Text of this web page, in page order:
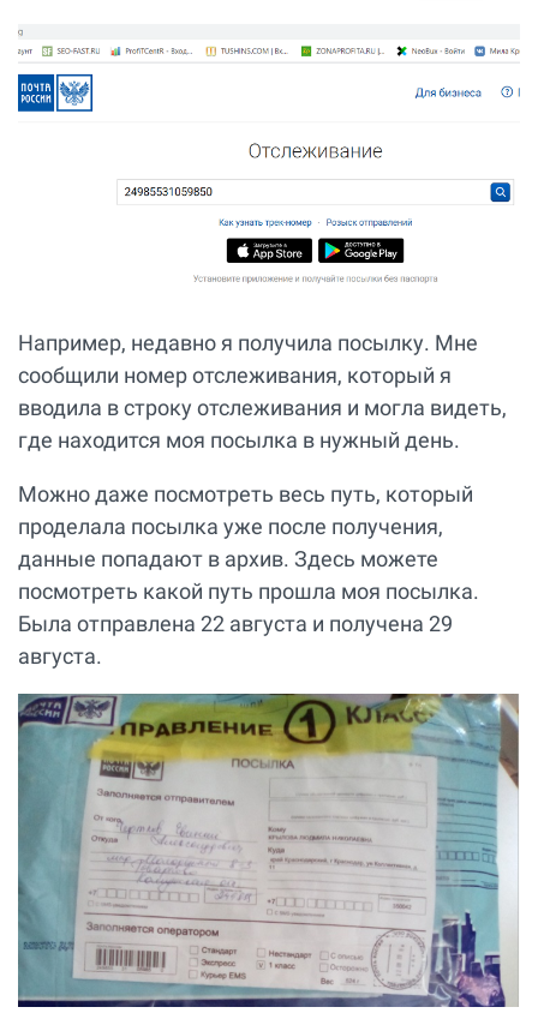
Например, недавно я получила посылку. Мне
сообщили номер отслеживания, который я
вводила в строку отслеживания и могла видеть,
где находится моя посылка в нужный день.
Можно даже посмотреть весь путь, который
проделала посылка уже после получения,
данные попадают в архив. Здесь можете
посмотреть какой путь прошла моя посылка.
Была отправлена 22 августа и получена 29
августа.